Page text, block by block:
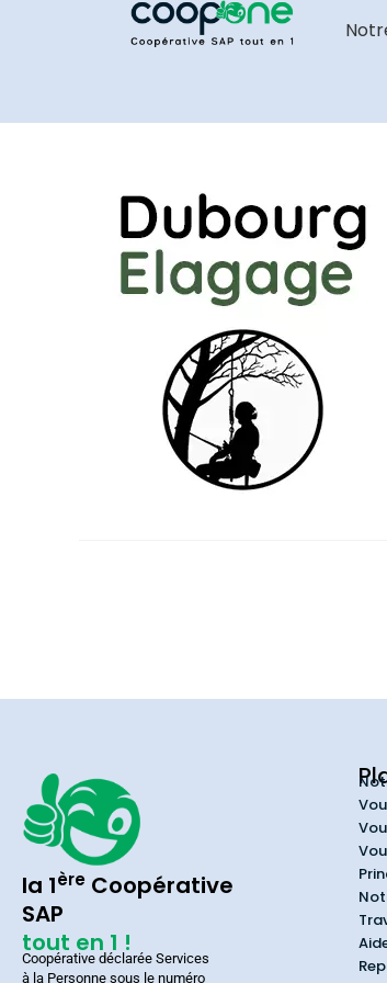
la 1ère Coopérative
SAP
tout en 1 !
Coopérative déclarée Services
à la Personne sous le numéro